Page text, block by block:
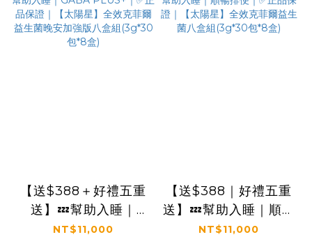
【送$388＋好禮五重
送】💤幫助入睡｜
GABA PLUS+｜✅正
NT$11,000
【送$388｜好禮五重
送】💤幫助入睡｜順暢
排便｜✅正品保證｜
NT$11,000